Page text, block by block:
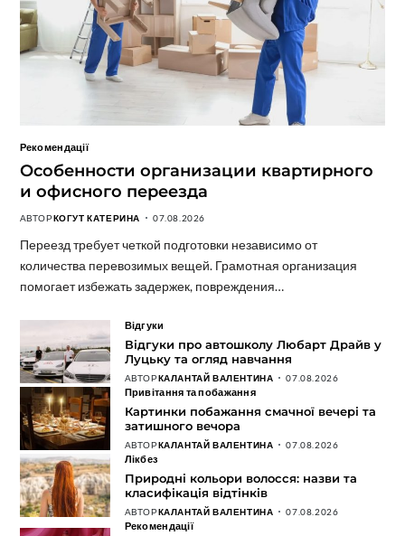
Рекомендації
Особенности организации квартирного
и офисного переезда
АВТОРКОГУТ КАТЕРИНА 07.08.2026
Переезд требует четкой подготовки независимо от
количества перевозимых вещей. Грамотная организация
помогает избежать задержек, повреждения…
Відгуки
Відгуки про автошколу Любарт Драйв у
Луцьку та огляд навчання
АВТОРКАЛАНТАЙ ВАЛЕНТИНА 07.08.2026
Привітання та побажання
Картинки побажання смачної вечері та
затишного вечора
АВТОРКАЛАНТАЙ ВАЛЕНТИНА 07.08.2026
Лікбез
Природні кольори волосся: назви та
класифікація відтінків
АВТОРКАЛАНТАЙ ВАЛЕНТИНА 07.08.2026
Рекомендації